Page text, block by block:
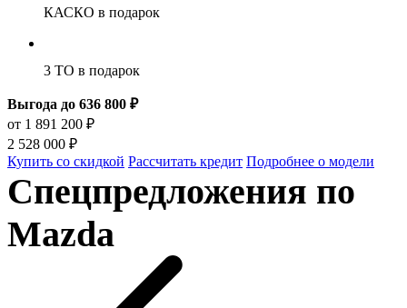
КАСКО в подарок
3 ТО в подарок
Выгода до 636 800 ₽
от 1 891 200 ₽
2 528 000 ₽
Купить со скидкой Рассчитать кредит Подробнее о модели
Спецпредложения по
Mazda